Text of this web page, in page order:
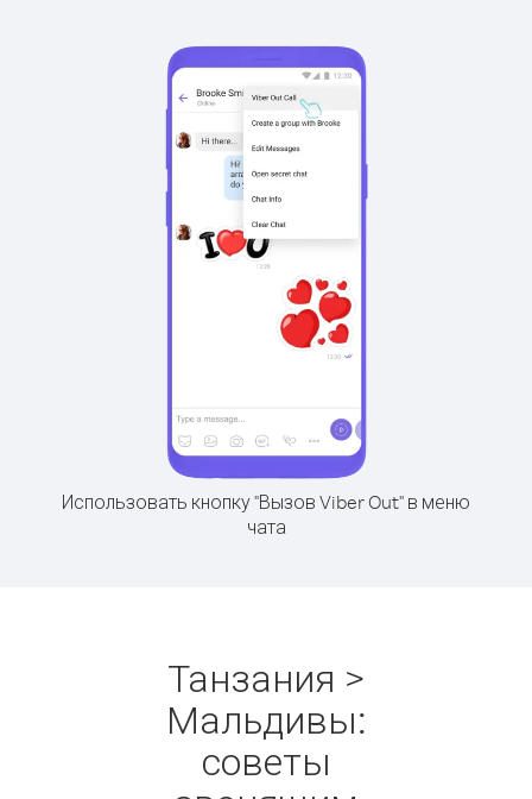
Использовать кнопку "Вызов Viber Out" в меню
чата
Танзания >
Мальдивы:
советы